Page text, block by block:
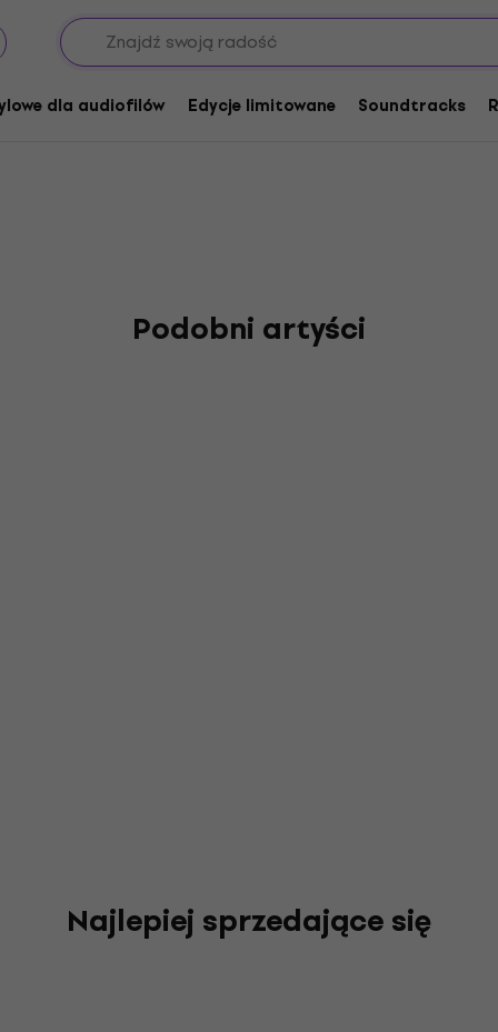
dla audiofilów Edycje limitowane Soundtracks
Shacks
Podobni artyści
Najlepiej sprzedające się